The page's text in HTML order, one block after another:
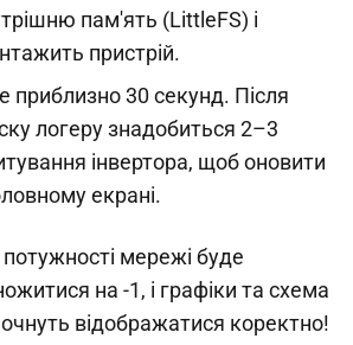
пам'ять (LittleFS) і
пристрій.
приблизно 30 секунд. Після
логеру знадобиться 2–3
інвертора, щоб оновити
екрані.
мережі буде
на -1, і графіки та схема
відображатися коректно!